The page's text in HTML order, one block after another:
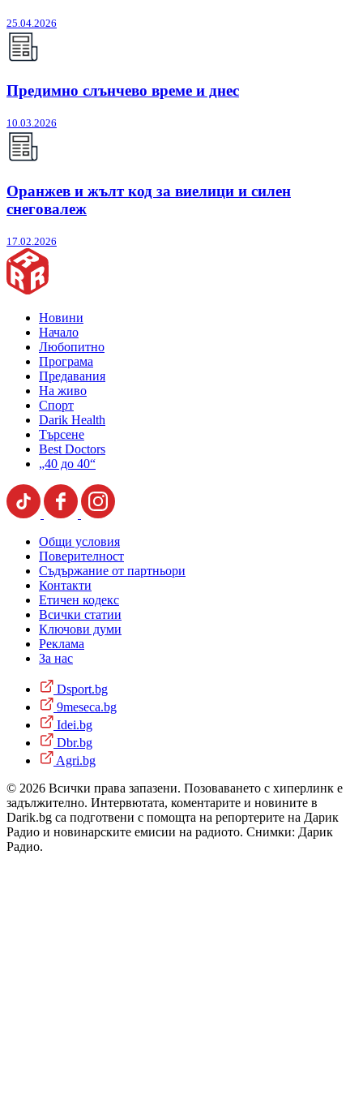
25.04.2026
Предимно слънчево време и днес
10.03.2026
Оранжев и жълт код за виелици и силен
снеговалеж
17.02.2026
Новини
Начало
Любопитно
Програма
Предавания
На живо
Спорт
Darik Health
Търсене
Best Doctors
„40 до 40“
Общи условия
Поверителност
Съдържание от партньори
Контакти
Етичен кодекс
Всички статии
Ключови думи
Реклама
За нас
Dsport.bg
9meseca.bg
Idei.bg
Dbr.bg
Agri.bg
© 2026 Всички права запазени. Позоваването с хиперлинк е
задължително. Интервютата, коментарите и новините в
Darik.bg са подготвени с помощта на репортерите на Дарик
Радио и новинарските емисии на радиото. Снимки: Дарик
Радио.